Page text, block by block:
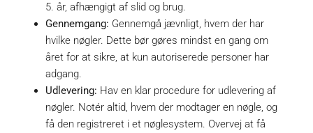
5. år, afhængigt af slid og brug.
Gennemgang: Gennemgå jævnligt, hvem der har
hvilke nøgler. Dette bør gøres mindst en gang om
året for at sikre, at kun autoriserede personer har
adgang.
Udlevering: Hav en klar procedure for udlevering af
nøgler. Notér altid, hvem der modtager en nøgle, og
få den registreret i et nøglesystem. Overvej at få